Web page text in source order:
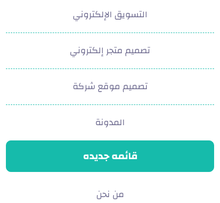
التسويق الإلكتروني
تصميم متجر إلكتروني
تصميم موقع شركة
المدونة
قائمه جديده
من نحن